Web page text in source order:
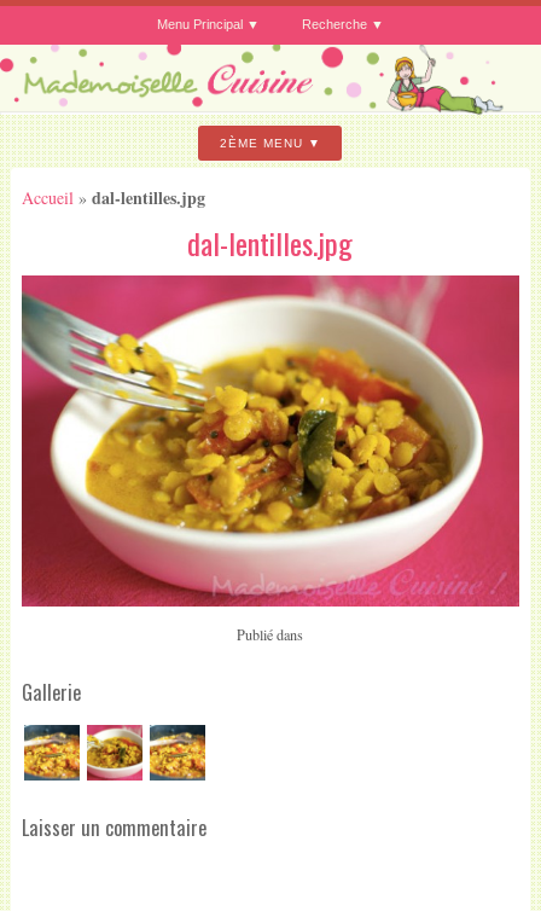
Menu Principal Recherche
2ÈME MENU
Accueil » dal-lentilles.jpg
dal-lentilles.jpg
Publié dans
Gallerie
Laisser un commentaire